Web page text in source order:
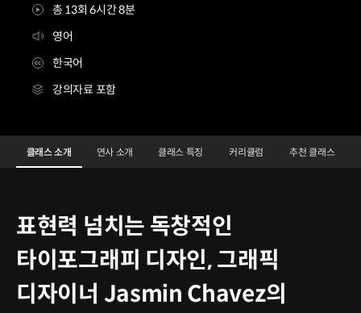
총 13회 6시간 8분
영어
한국어
강의자료 포함
[Shortform] 그래픽 디자이너 Jasmin ChavezDetails
Configuration Information Shortcuts
클래스 소개 연사 소개 클래스 특징 커리큘럼 추천 클래스
표현력 넘치는 독창적인
타이포그래피 디자인, 그래픽
디자이너 Jasmin Chavez의